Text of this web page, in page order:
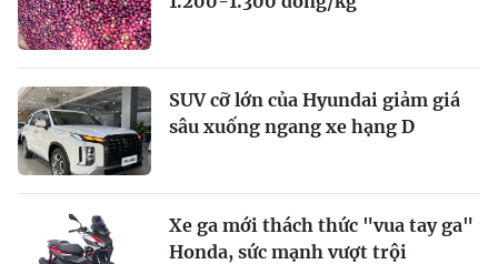
SUV cỡ lớn của Hyundai giảm giá
sâu xuống ngang xe hạng D
Xe ga mới thách thức "vua tay ga"
Honda, sức mạnh vượt trội